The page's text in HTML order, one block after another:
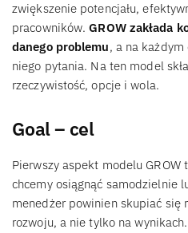
zwiększenie potencjału,
pracowników. GROW zakłada
danego problemu, a na
niego pytania. Na ten model
rzeczywistość, opcje i wola.
Goal – cel
Pierwszy aspekt modelu
chcemy osiągnąć samodzielnie
menedżer powinien skupiać się
rozwoju, a nie tylko na